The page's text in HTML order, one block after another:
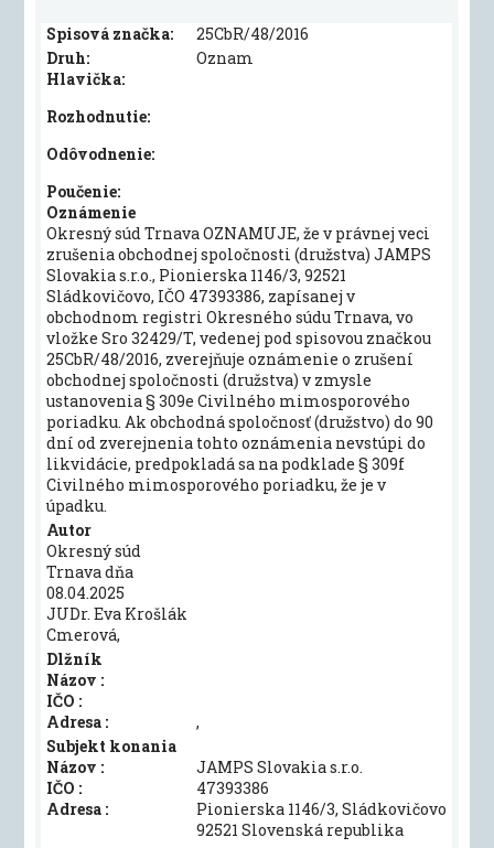
Spisová značka:
25CbR/48/2016
Druh:
Oznam
Hlavička:
Rozhodnutie:
Odôvodnenie:
Poučenie:
Oznámenie
Okresný súd Trnava OZNAMUJE, že v právnej veci
zrušenia obchodnej spoločnosti (družstva) JAMPS
Slovakia s.r.o., Pionierska 1146/3, 92521
Sládkovičovo, IČO 47393386, zapísanej v
obchodnom registri Okresného súdu Trnava, vo
vložke Sro 32429/T, vedenej pod spisovou značkou
25CbR/48/2016, zverejňuje oznámenie o zrušení
obchodnej spoločnosti (družstva) v zmysle
ustanovenia § 309e Civilného mimosporového
poriadku. Ak obchodná spoločnosť (družstvo) do 90
dní od zverejnenia tohto oznámenia nevstúpi do
likvidácie, predpokladá sa na podklade § 309f
Civilného mimosporového poriadku, že je v
úpadku.
Autor
Okresný súd
Trnava dňa
08.04.2025
JUDr. Eva Krošlák
Cmerová,
Dlžník
Názov :
IČO :
Adresa :
,
Subjekt konania
Názov :
JAMPS Slovakia s.r.o.
IČO :
47393386
Adresa :
Pionierska 1146/3, Sládkovičovo
92521 Slovenská republika